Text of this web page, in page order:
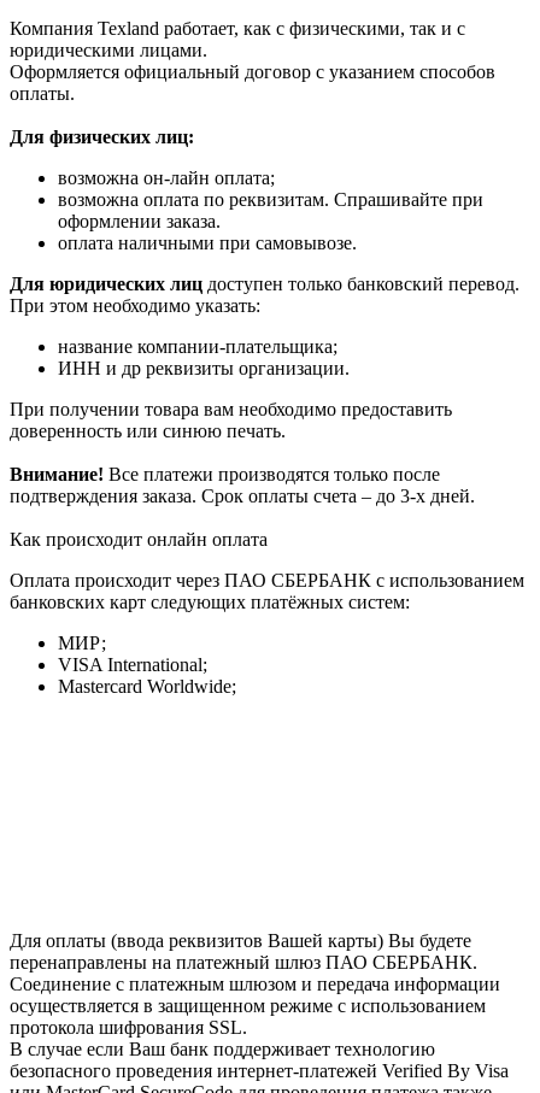
Компания Texland работает, как с физическими, так и с
юридическими лицами.
Оформляется официальный договор с указанием способов
оплаты.
Для физических лиц:
возможна он-лайн оплата;
возможна оплата по реквизитам. Спрашивайте при
оформлении заказа.
оплата наличными при самовывозе.
Для юридических лиц доступен только банковский перевод.
При этом необходимо указать:
название компании-плательщика;
ИНН и др реквизиты организации.
При получении товара вам необходимо предоставить
доверенность или синюю печать.
Внимание! Все платежи производятся только после
подтверждения заказа. Срок оплаты счета – до 3-х дней.
Как происходит онлайн оплата
Оплата происходит через ПАО СБЕРБАНК с использованием
банковских карт следующих платёжных систем:
МИР;
VISA International;
Mastercard Worldwide;
Для оплаты (ввода реквизитов Вашей карты) Вы будете
перенаправлены на платежный шлюз ПАО СБЕРБАНК.
Соединение с платежным шлюзом и передача информации
осуществляется в защищенном режиме с использованием
протокола шифрования SSL.
В случае если Ваш банк поддерживает технологию
безопасного проведения интернет-платежей Verified By Visa